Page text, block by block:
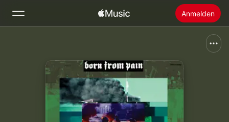
Anmelden
Startseite
Apple Music installieren